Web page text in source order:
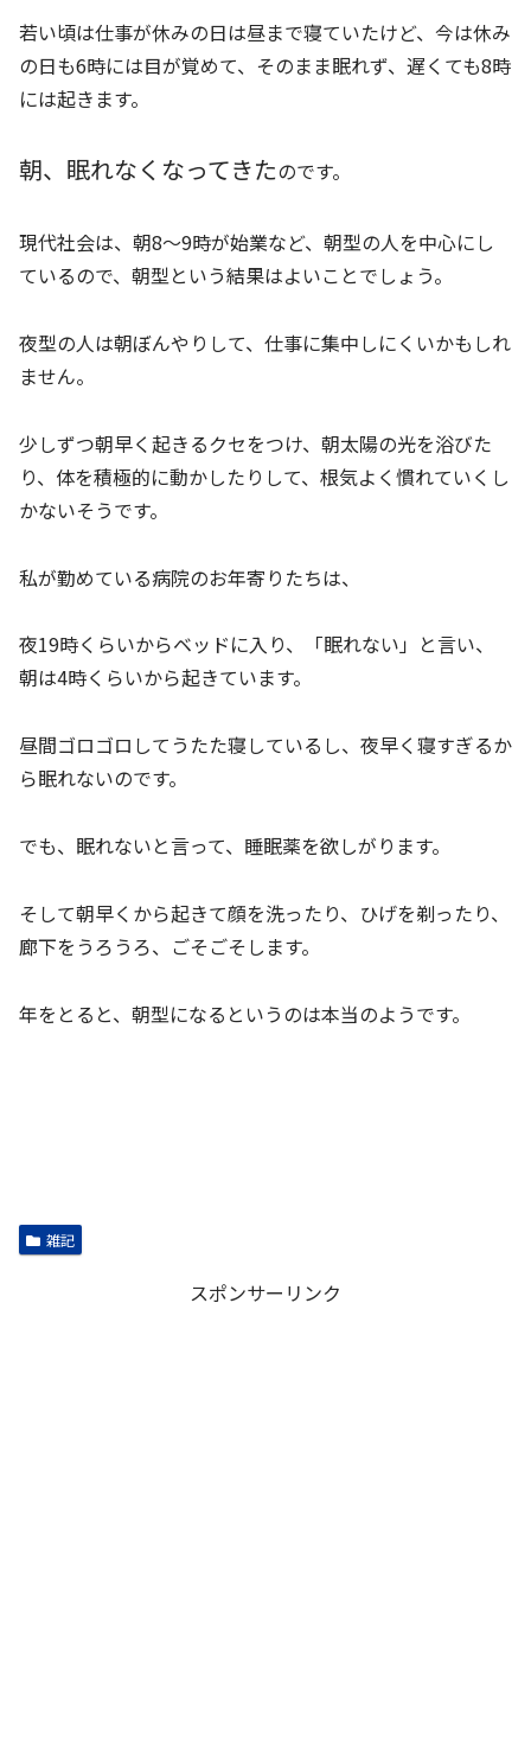
若い頃は仕事が休みの日は昼まで寝ていたけど、今は休み
の日も6時には目が覚めて、そのまま眠れず、遅くても8時
には起きます。
朝、眠れなくなってきたのです。
現代社会は、朝8～9時が始業など、朝型の人を中心にし
ているので、朝型という結果はよいことでしょう。
夜型の人は朝ぼんやりして、仕事に集中しにくいかもしれ
ません。
少しずつ朝早く起きるクセをつけ、朝太陽の光を浴びた
り、体を積極的に動かしたりして、根気よく慣れていくし
かないそうです。
私が勤めている病院のお年寄りたちは、
夜19時くらいからベッドに入り、「眠れない」と言い、
朝は4時くらいから起きています。
昼間ゴロゴロしてうたた寝しているし、夜早く寝すぎるか
ら眠れないのです。
でも、眠れないと言って、睡眠薬を欲しがります。
そして朝早くから起きて顔を洗ったり、ひげを剃ったり、
廊下をうろうろ、ごそごそします。
年をとると、朝型になるというのは本当のようです。
雑記
スポンサーリンク